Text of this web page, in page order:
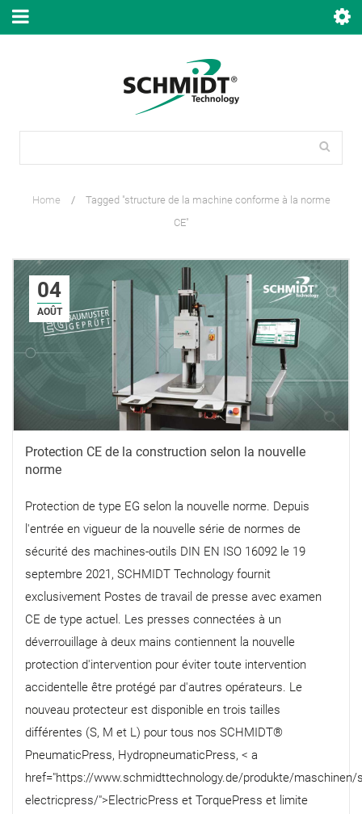
Home /
Tagged "structure de la machine conforme à la norme
CE"
04
AOÛT
Protection CE de la construction selon la nouvelle
norme
Protection de type EG selon la nouvelle norme. Depuis
l'entrée en vigueur de la nouvelle série de normes de
sécurité des machines-outils DIN EN ISO 16092 le 19
septembre 2021, SCHMIDT Technology fournit
exclusivement Postes de travail de presse avec examen
CE de type actuel. Les presses connectées à un
déverrouillage à deux mains contiennent la nouvelle
protection d'intervention pour éviter toute intervention
accidentelle être protégé par d'autres opérateurs. Le
nouveau protecteur est disponible en trois tailles
différentes (S, M et L) pour tous nos SCHMIDT®
PneumaticPress, HydropneumaticPress, < a
href="https://www.schmidttechnology.de/produkte/maschinen/
electricpress/">ElectricPress et TorquePress et limite